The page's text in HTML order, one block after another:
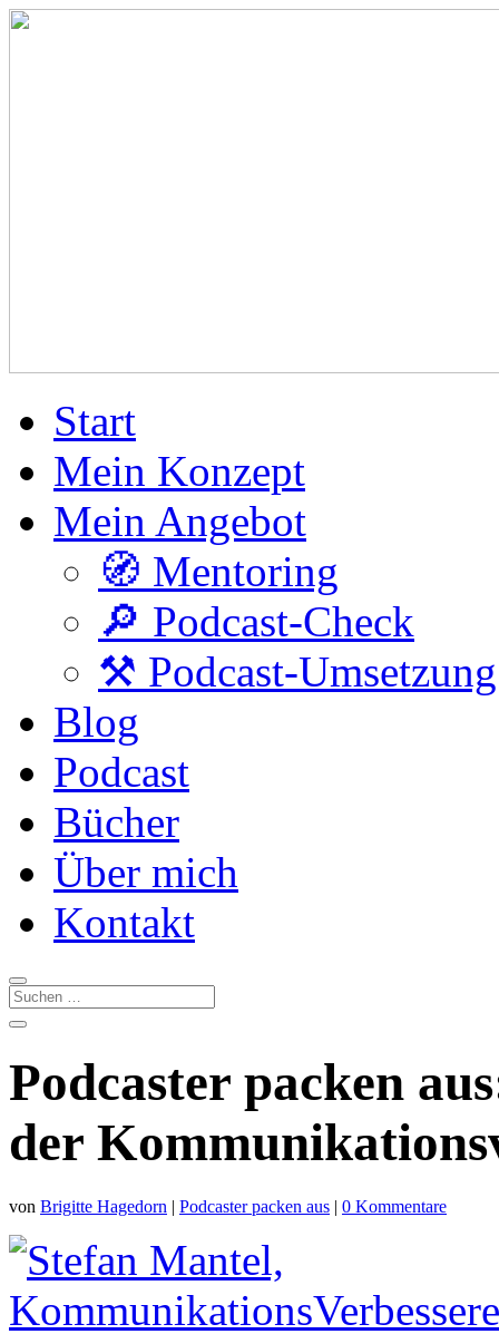
Start
Mein Konzept
Mein Angebot
🧭 Mentoring
🔎 Podcast-Check
⚒️ Podcast-Umsetzung
Blog
Podcast
Bücher
Über mich
Kontakt
Podcaster packen
der
von Brigitte Hagedorn | Podcaster packen aus | 0 Kommentare